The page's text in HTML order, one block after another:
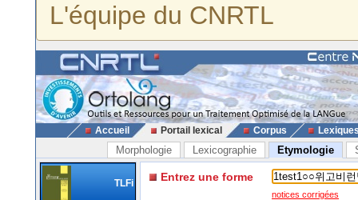
L'équipe du CNRTL
Accueil Portail lexical Corpus
Morphologie Lexicographie Etymologie
TLFi Entrez une forme
notices corrigées